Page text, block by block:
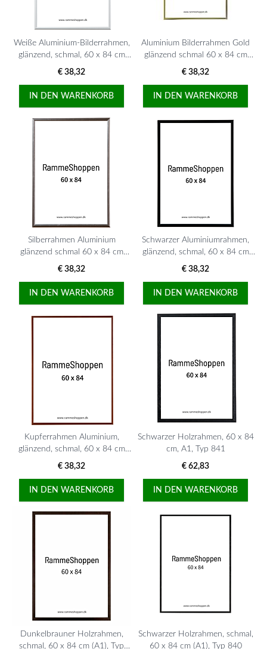
Weiße Aluminium-Bilderrahmen,
glänzend, schmal, 60 x 84 cm
(A1), Typ 9006
€ 38,32
IN DEN WARENKORB
Aluminium Bilderrahmen Gold
glänzend schmal 60 x 84 cm
(A1) Typ 9012
€ 38,32
IN DEN WARENKORB
Silberrahmen Aluminium
glänzend schmal 60 x 84 cm
(A1) Typ 9013
€ 38,32
IN DEN WARENKORB
Schwarzer Aluminiumrahmen,
glänzend, schmal, 60 x 84 cm
(A1), Typ 9017
€ 38,32
IN DEN WARENKORB
Kupferrahmen Aluminium,
glänzend, schmal, 60 x 84 cm
(A1), Typ 9022
€ 38,32
IN DEN WARENKORB
Schwarzer Holzrahmen, 60 x 84
cm, A1, Typ 841
€ 62,83
IN DEN WARENKORB
Dunkelbrauner Holzrahmen,
schmal, 60 x 84 cm (A1), Typ
Schwarzer Holzrahmen, schmal,
60 x 84 cm (A1), Typ 840